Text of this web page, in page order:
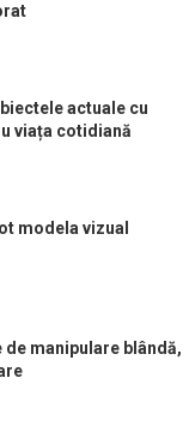
actuale cu
viața cotidiană
modela vizual
manipulare blândă,